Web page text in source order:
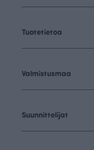
Tuotetietoa
Valmistusmaa
Suunnittelijat